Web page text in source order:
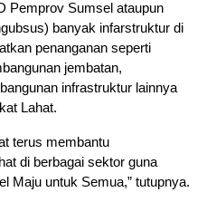
Pemprov Sumsel ataupun
banyak infarstruktur di
penanganan seperti
jembatan,
infrastruktur lainnya
Lahat.
terus membantu
di berbagai sektor guna
Maju untuk Semua,” tutupnya.